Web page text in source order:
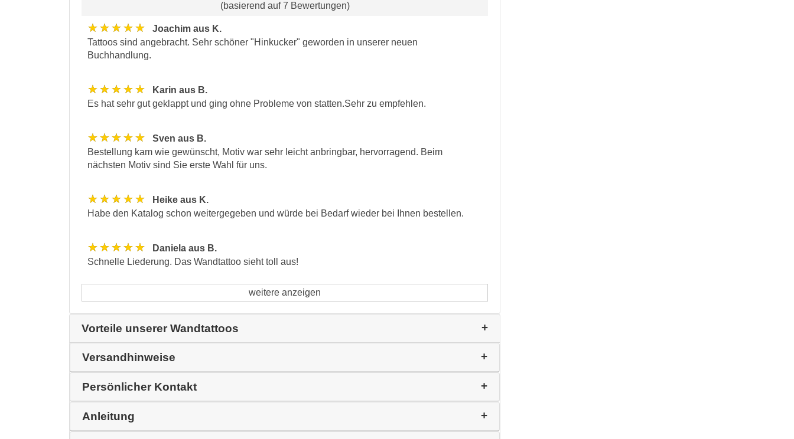
(basierend auf 7 Bewertungen)
★★★★★
Joachim aus K.
Tattoos sind angebracht. Sehr schöner "Hinkucker" geworden in unserer neuen
Buchhandlung.
★★★★★
Karin aus B.
Es hat sehr gut geklappt und ging ohne Probleme von statten.Sehr zu empfehlen.
★★★★★
Sven aus B.
Bestellung kam wie gewünscht, Motiv war sehr leicht anbringbar, hervorragend. Beim
nächsten Motiv sind Sie erste Wahl für uns.
★★★★★
Heike aus K.
Habe den Katalog schon weitergegeben und würde bei Bedarf wieder bei Ihnen bestellen.
★★★★★
Daniela aus B.
Schnelle Liederung. Das Wandtattoo sieht toll aus!
weitere anzeigen
Vorteile unserer Wandtattoos
Versandhinweise
Persönlicher Kontakt
Anleitung